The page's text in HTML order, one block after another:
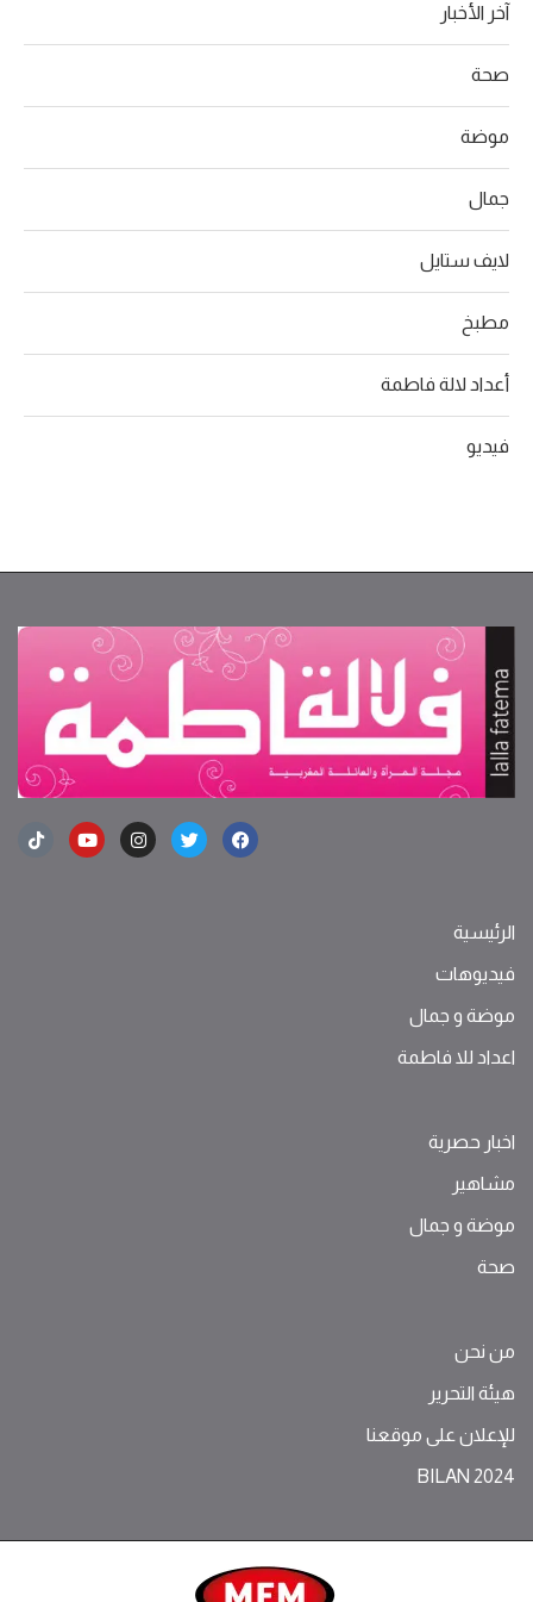
آخر الأخبار
صحة
موضة
جمال
لايف ستايل
مطبخ
أعداد لالة فاطمة
فيديو
الرئيسية
فيديوهات
موضة ‫و‬ ‫‬‫جمال‬
اعداد للا فاطمة
اخبار حصرية
مشاهير
موضة ‫و‬ ‫‬‫جمال‬
صحة
من نحن
هيئة التحرير
للإعلان على موقعنا
BILAN 2024